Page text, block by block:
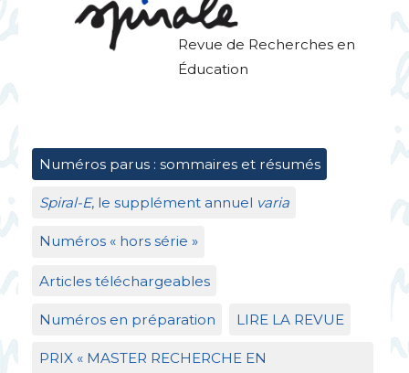
Revue de Recherches en
Éducation
Numéros parus : sommaires et résumés
Spiral-E, le supplément annuel varia
Numéros « hors série »
Articles téléchargeables
Numéros en préparation LIRE LA REVUE
PRIX« MASTER RECHERCHE EN